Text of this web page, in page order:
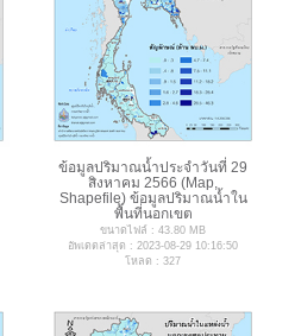
ข้อมูลปริมาณน้ำประจำวันที่ 29
สิงหาคม 2566 (Map,
Shapefile) ข้อมูลปริมาณน้ำใน
พื้นที่นอกเขต
ขนาดไฟล์ : 43.80 MB
อัพเดตล่าสุด : 2023-08-29 10:16:50
โหลด : 327